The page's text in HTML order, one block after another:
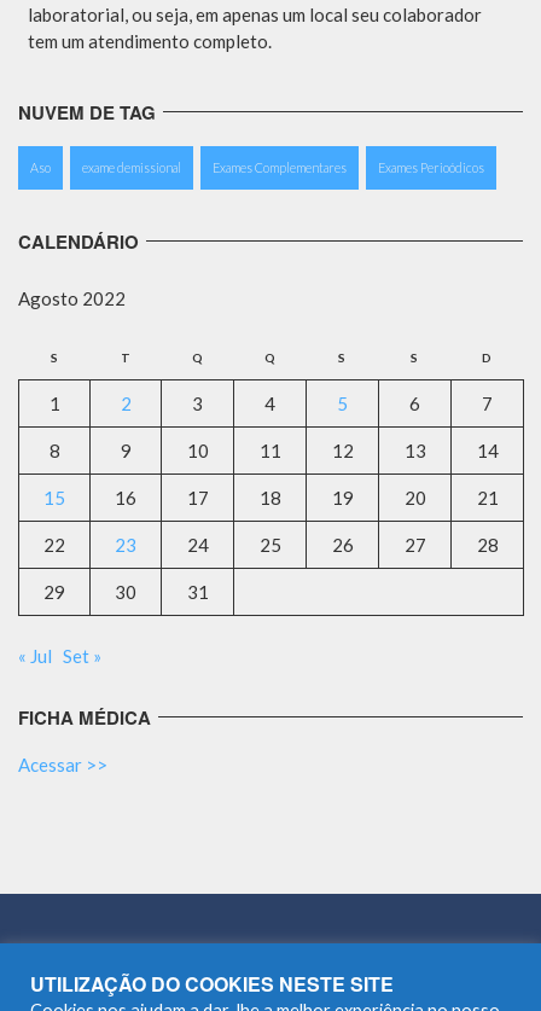
laboratorial, ou seja, em apenas um local seu colaborador
tem um atendimento completo.
NUVEM DE TAG
Aso exame demissional Exames Complementares Exames Perioódicos
CALENDÁRIO
Agosto 2022
S T Q Q S S D
1 2 3 4 5 6 7
8 9 10 11 12 13 14
15 16 17 18 19 20 21
22 23 24 25 26 27 28
29 30 31
« Jul Set »
FICHA MÉDICA
Acessar >>
UTILIZAÇÃO DO COOKIES NESTE SITE